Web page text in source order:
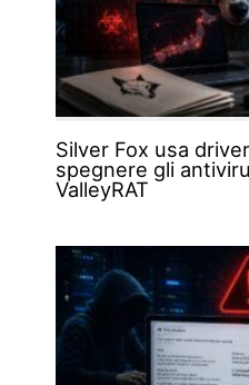
Silver Fox usa
spegnere gli
ValleyRAT